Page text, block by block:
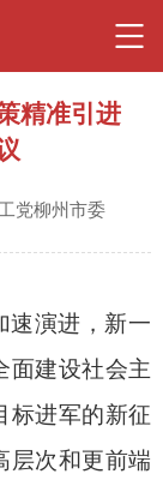
精准引进
党柳州市委
速演进，新一
面建设社会主
标进军的新征
层次和更前端